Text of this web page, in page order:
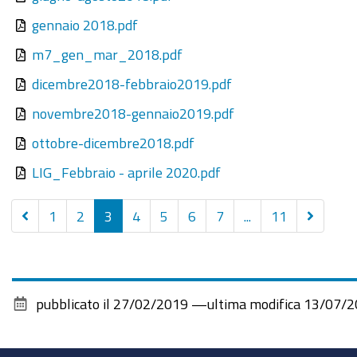
gennaio 2018.pdf
m7_gen_mar_2018.pdf
dicembre2018-febbraio2019.pdf
novembre2018-gennaio2019.pdf
ottobre-dicembre2018.pdf
LIG_Febbraio - aprile 2020.pdf
Precedenti
20
1 2 3 4 5 6 7 11
20
pubblicato il 27/02/2019 —ultima modifica 13/07/